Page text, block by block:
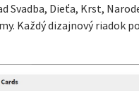
Svadba, Dieťa, Krst,
Každý dizajnový